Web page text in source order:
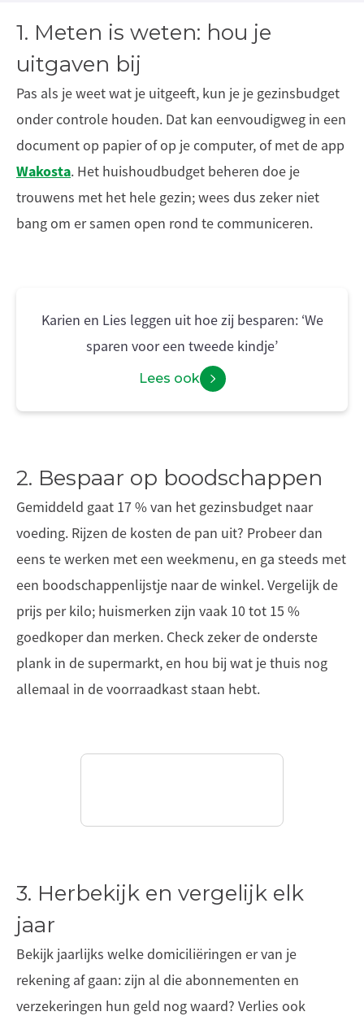
1. Meten is weten: hou je
uitgaven bij
Pas als je weet wat je uitgeeft, kun je je gezinsbudget
onder controle houden. Dat kan eenvoudigweg in een
document op papier of op je computer, of met de app
Wakosta. Het huishoudbudget beheren doe je
trouwens met het hele gezin; wees dus zeker niet
bang om er samen open rond te communiceren.
Karien en Lies leggen uit hoe zij besparen: ‘We
sparen voor een tweede kindje’
Lees ook
2. Bespaar op boodschappen
Gemiddeld gaat 17 % van het gezinsbudget naar
voeding. Rijzen de kosten de pan uit? Probeer dan
eens te werken met een weekmenu, en ga steeds met
een boodschappenlijstje naar de winkel. Vergelijk de
prijs per kilo; huismerken zijn vaak 10 tot 15 %
goedkoper dan merken. Check zeker de onderste
plank in de supermarkt, en hou bij wat je thuis nog
allemaal in de voorraadkast staan hebt.
3. Herbekijk en vergelijk elk
jaar
Bekijk jaarlijks welke domiciliëringen er van je
rekening af gaan: zijn al die abonnementen en
verzekeringen hun geld nog waard? Verlies ook